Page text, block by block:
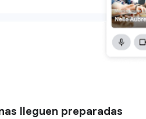
lleguen preparadas